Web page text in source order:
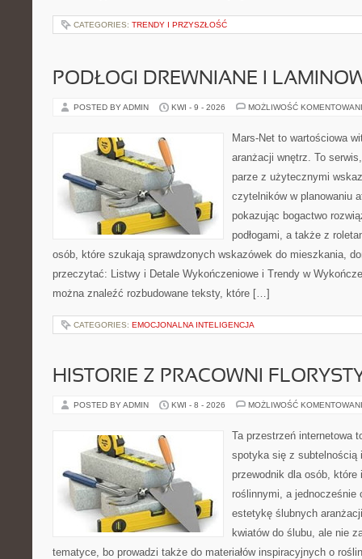
CATEGORIES: TRENDY I PRZYSZŁOŚĆ
PODŁOGI DREWNIANE I
POSTED BY ADMIN KWI - 9 - 2026 MOŻLIWOŚĆ
Mars-Net to wartościowa
aranżacji wnętrz. To
parze z użytecznymi
czytelników w planowaniu
pokazując bogactwo
podłogami, a także z
osób, które szukają sprawdzonych wskazówek do mieszkania,
przeczytać: Listwy i Detale Wykończeniowe i Trendy w
można znaleźć rozbudowane teksty, które […]
CATEGORIES: EMOCJONALNA INTELIGENCJA
HISTORIE Z PRACOWNI
POSTED BY ADMIN KWI - 8 - 2026 MOŻLIWOŚĆ
Ta przestrzeń internetowa
spotyka się z subtelnością
przewodnik dla osób,
roślinnymi, a jednocześnie
estetykę ślubnych
kwiatów do ślubu, ale nie
tematyce, bo prowadzi także do materiałów inspiracyjnych o